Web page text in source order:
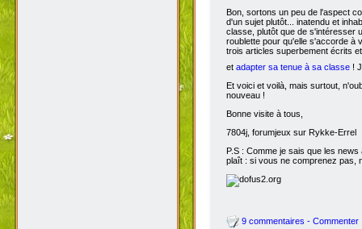
Bon, sortons un peu de l'aspect
d'un sujet plutôt... inatendu et
classe, plutôt que de s'intéresser
roublette pour qu'elle s'accorde à
trois articles superbement écrits
et adapter sa tenue à sa classe !
Et voici et voilà, mais surtout,
nouveau !
Bonne visite à tous,
7804j, forumjeux sur Rykke-Errel
P.S : Comme je sais que les
plaît : si vous ne comprenez pas,
9 commentaires - Commenter